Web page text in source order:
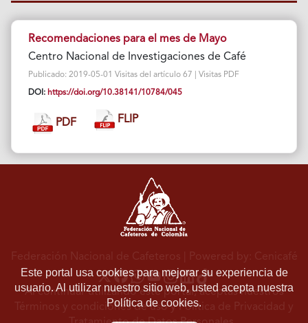
Recomendaciones para el mes de Mayo
Centro Nacional de Investigaciones de Café
Publicado: 2019-05-01 Visitas del artículo 67 | Visitas PDF
DOI: https://doi.org/10.38141/10784/045
PDF FLIP
Este portal usa cookies para mejorar su experiencia de
usuario. Al utilizar nuestro sitio web, usted acepta nuestra
Política de cookies.
Federación Nacional de Cafeteros | Powered by: Cenicafé
Al continuar utilizando este portal, aceptas nuestros
Términos y condiciones de usoyPolítica de Privacidad y